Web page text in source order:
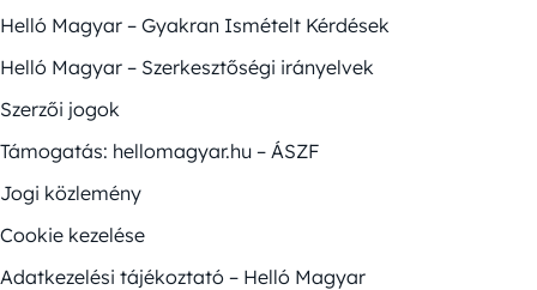
Helló Magyar – Gyakran Ismételt Kérdések
Helló Magyar – Szerkesztőségi irányelvek
Szerzői jogok
Támogatás: hellomagyar.hu – ÁSZF
Jogi közlemény
Cookie kezelése
Adatkezelési tájékoztató – Helló Magyar